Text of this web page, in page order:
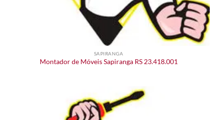
SAPIRANGA
Montador de Móveis Sapiranga RS 23.418.001